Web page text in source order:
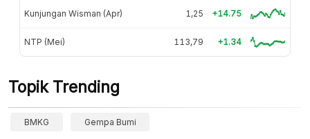
Kunjungan Wisman (Apr) 1,25 +14.75
NTP (Mei) 113,79 +1.34
Topik Trending
BMKG Gempa Bumi